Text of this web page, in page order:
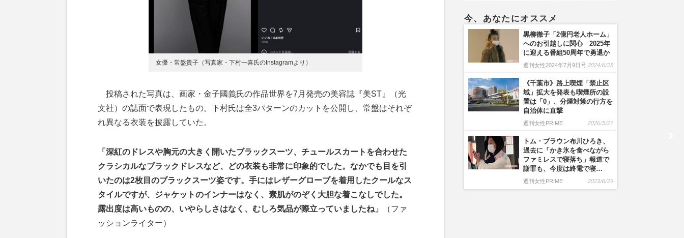
女優・常盤貴子（写真家・下村一喜氏のInstagramより）
投稿された写真は、画家・金子國義氏の作品世界を7月発売の美容誌『美ST』（光
文社）の誌面で表現したもの。下村氏は全3パターンのカットを公開し、常盤はそれぞ
れ異なる衣装を披露していた。
「深紅のドレスや胸元の大きく開いたブラックスーツ、チュールスカートを合わせた
クラシカルなブラックドレスなど、どの衣装も非常に印象的でした。なかでも目を引
いたのは2枚目のブラックスーツ姿です。手にはレザーグローブを着用したクールなス
タイルですが、ジャケットのインナーはなく、素肌がのぞく大胆な着こなしでした。
露出度は高いものの、いやらしさはなく、むしろ気品が際立っていましたね」
（ファ
ッションライター）
今、あなたにオススメ
黒柳徹子「2億円老人ホーム」
へのお引越しに関心 2025年
に迎える番組50周年で勇退か
週刊女性2024年7月9日号 2024/6/25
《千葉市》路上喫煙「禁止区
域」拡大を発表も喫煙所の設
置は「0」、分煙対策の行方を
自治体に直撃
週刊女性PRIME 2026/5/27
トム・ブラウン布川ひろき、
過去に「かき氷を食べながら
ファミレスで寝落ち」報道で
謝罪も、今度は終電で寝…
週刊女性PRIME 2023/6/29